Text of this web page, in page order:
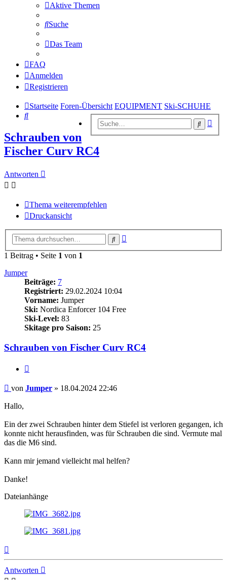
Aktive Themen
Suche
Das Team
FAQ
Anmelden
Registrieren
Startseite Foren-Übersicht EQUIPMENT Ski-SCHUHE
Suche
Suche
Schrauben von
Fischer Curv RC4
Antworten
Thema weiterempfehlen
Druckansicht
Suche
1 Beitrag • Seite 1 von 1
Jumper
Beiträge: 7
Registriert: 29.02.2024 10:04
Vorname: Jumper
Ski: Nordica Enforcer 104 Free
Ski-Level: 83
Skitage pro Saison: 25
Schrauben von Fischer Curv RC4
Beitrag
von Jumper » 18.04.2024 22:46
Hallo,
Ein der zwei Schrauben hinter dem Stiefel ist verloren gegangen, ich
konnte nicht herausfinden, was für Schrauben die sind. Vermute mal
das die M6 sind.
Kann mir jemand vielleicht mal helfen?
Danke!
Dateianhänge
Antworten